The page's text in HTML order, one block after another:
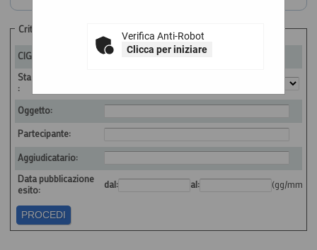
Verifica Anti-Robot
Clicca per iniziare
orizzontale, si consiglia di utilizzare le frecce destra e
sinistra della tastiera, oppure di tenere premuto lo scroll
orizzontale.
Criteri di ricerca
CIG:
Stazione appaltante
:
Oggetto:
Partecipante:
Aggiudicatario:
Data pubblicazione
esito:
dal: al: (gg/mm/